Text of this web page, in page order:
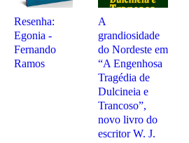
Resenha:
Egonia -
Fernando
Ramos
A
grandiosidade
do Nordeste em
“A Engenhosa
Tragédia de
Dulcineia e
Trancoso”,
novo livro do
escritor W. J.